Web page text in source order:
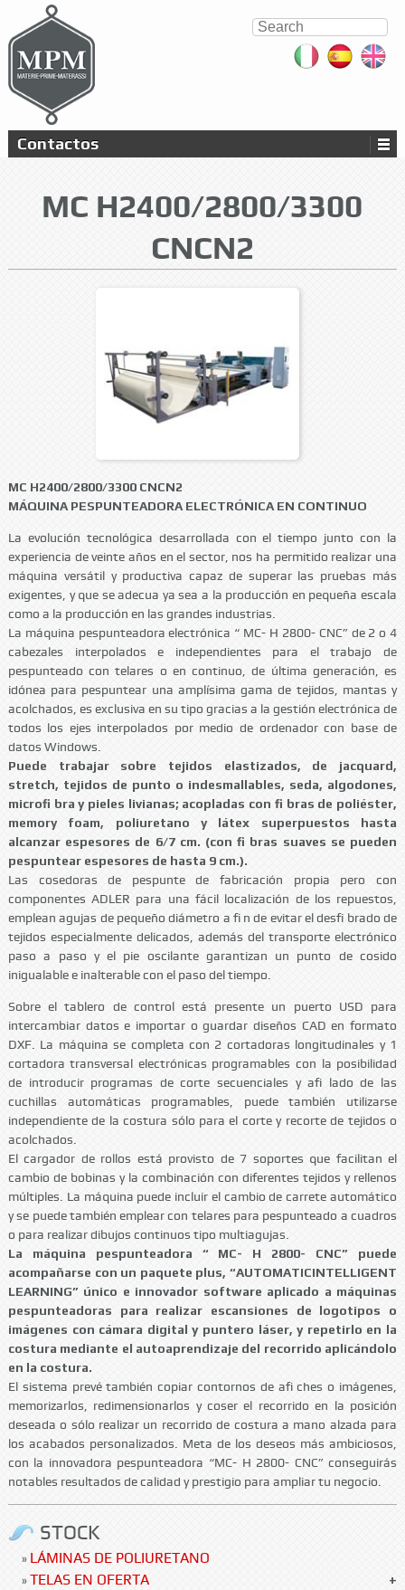
Contactos
MC H2400/2800/3300
CNCN2
MC H2400/2800/3300 CNCN2
MÁQUINA PESPUNTEADORA ELECTRÓNICA EN CONTINUO
La evolución tecnológica desarrollada con el tiempo junto con la
experiencia de veinte años en el sector, nos ha permitido realizar una
máquina versátil y productiva capaz de superar las pruebas más
exigentes, y que se adecua ya sea a la producción en pequeña escala
como a la producción en las grandes industrias.
La máquina pespunteadora electrónica “ MC- H 2800- CNC” de 2 o 4
cabezales interpolados e independientes para el trabajo de
pespunteado con telares o en continuo, de última generación, es
idónea para pespuntear una amplísima gama de tejidos, mantas y
acolchados, es exclusiva en su tipo gracias a la gestión electrónica de
todos los ejes interpolados por medio de ordenador con base de
datos Windows.
Puede trabajar sobre tejidos elastizados, de jacquard,
stretch, tejidos de punto o indesmallables, seda, algodones,
microfi bra y pieles livianas; acopladas con fi bras de poliéster,
memory foam, poliuretano y látex superpuestos hasta
alcanzar espesores de 6/7 cm. (con fi bras suaves se pueden
pespuntear espesores de hasta 9 cm.).
Las cosedoras de pespunte de fabricación propia pero con
componentes ADLER para una fácil localización de los repuestos,
emplean agujas de pequeño diámetro a fi n de evitar el desfi brado de
tejidos especialmente delicados, además del transporte electrónico
paso a paso y el pie oscilante garantizan un punto de cosido
inigualable e inalterable con el paso del tiempo.
Sobre el tablero de control está presente un puerto USD para
intercambiar datos e importar o guardar diseños CAD en formato
DXF. La máquina se completa con 2 cortadoras longitudinales y 1
cortadora transversal electrónicas programables con la posibilidad
de introducir programas de corte secuenciales y afi lado de las
cuchillas automáticas programables, puede también utilizarse
independiente de la costura sólo para el corte y recorte de tejidos o
acolchados.
El cargador de rollos está provisto de 7 soportes que facilitan el
cambio de bobinas y la combinación con diferentes tejidos y rellenos
múltiples. La máquina puede incluir el cambio de carrete automático
y se puede también emplear con telares para pespunteado a cuadros
o para realizar dibujos continuos tipo multiagujas.
La máquina pespunteadora “ MC- H 2800- CNC” puede
acompañarse con un paquete plus, “AUTOMATICINTELLIGENT
LEARNING” único e innovador software aplicado a máquinas
pespunteadoras para realizar escansiones de logotipos o
imágenes con cámara digital y puntero láser, y repetirlo en la
costura mediante el autoaprendizaje del recorrido aplicándolo
en la costura.
El sistema prevé también copiar contornos de afi ches o imágenes,
memorizarlos, redimensionarlos y coser el recorrido en la posición
deseada o sólo realizar un recorrido de costura a mano alzada para
los acabados personalizados. Meta de los deseos más ambiciosos,
con la innovadora pespunteadora “MC- H 2800- CNC” conseguirás
notables resultados de calidad y prestigio para ampliar tu negocio.
STOCK
» LÁMINAS DE POLIURETANO
»TELAS EN OFERTA